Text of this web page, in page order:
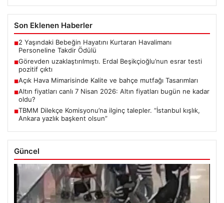
Son Eklenen Haberler
■2 Yaşındaki Bebeğin Hayatını Kurtaran Havalimanı
Personeline Takdir Ödülü
■Görevden uzaklaştırılmıştı. Erdal Beşikçioğlu’nun esrar testi
pozitif çıktı
■Açık Hava Mimarisinde Kalite ve bahçe mutfağı Tasarımları
■Altın fiyatları canlı 7 Nisan 2026: Altın fiyatları bugün ne kadar
oldu?
■TBMM Dilekçe Komisyonu’na ilginç talepler. “İstanbul kışlık,
Ankara yazlık başkent olsun”
Güncel